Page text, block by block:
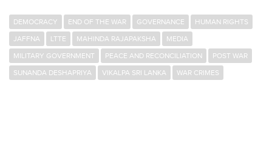
DEMOCRACY END OF THE WAR GOVERNANCE
HUMAN RIGHTS
JAFFNA
LTTE MAHINDA RAJAPAKSHA
MEDIA
MILITARY GOVERNMENT
PEACE AND RECONCILIATION
POST WAR
SUNANDA DESHAPRIYA
VIKALPA SRI LANKA WAR CRIMES